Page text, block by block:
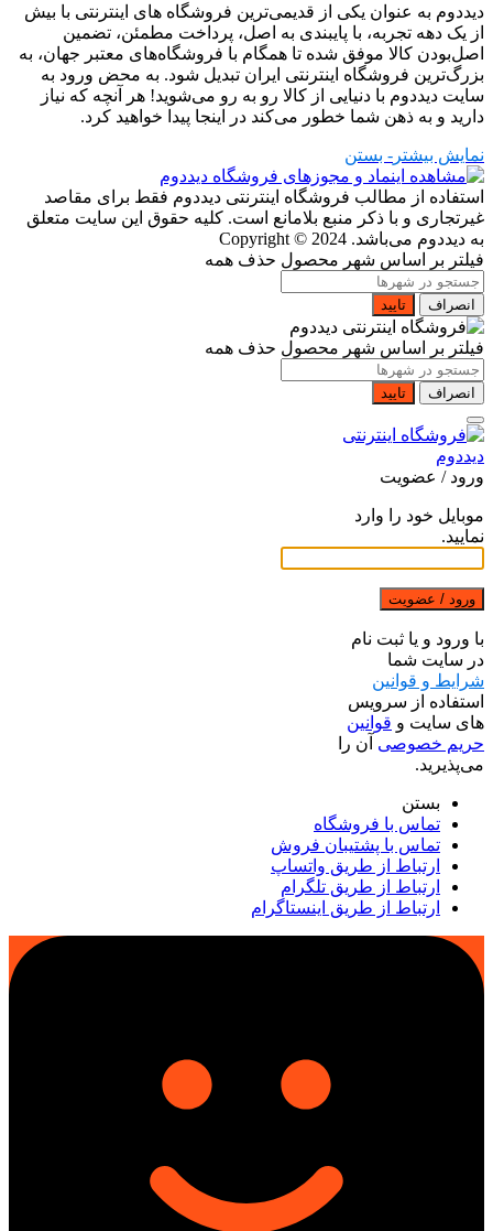
دیددوم به عنوان یکی از قدیمی‌ترین فروشگاه های اینترنتی با بیش
از یک دهه تجربه، با پایبندی به اصل، پرداخت مطمئن، تضمین
اصل‌بودن کالا موفق شده تا همگام با فروشگاه‌های معتبر جهان، به
بزرگ‌ترین فروشگاه اینترنتی ایران تبدیل شود. به محض ورود به
سایت دیددوم با دنیایی از کالا رو به رو می‌شوید! هر آنچه که نیاز
دارید و به ذهن شما خطور می‌کند در اینجا پیدا خواهید کرد.
نمایش بیشتر - بستن
استفاده از مطالب فروشگاه اینترنتی دیددوم فقط برای مقاصد
غیرتجاری و با ذکر منبع بلامانع است. کلیه حقوق این سایت متعلق
به دیددوم می‌باشد. Copyright © 2024
فیلتر بر اساس شهر محصول حذف همه
انصراف تایید
فیلتر بر اساس شهر محصول حذف همه
انصراف تایید
ورود / عضویت
موبایل خود را وارد
نمایید.
ورود / عضویت
با ورود و یا ثبت نام
در سایت شما
شرایط و قوانین
استفاده از سرویس
های سایت و قوانین
حریم خصوصی آن را
می‌پذیرید.
بستن
تماس با فروشگاه
تماس با پشتیبان فروش
ارتباط از طریق واتساپ
ارتباط از طریق تلگرام
ارتباط از طریق اینستاگرام